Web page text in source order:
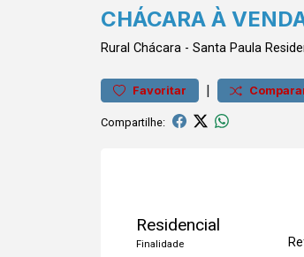
CHÁCARA À
Rural Chácara - Santa Paula
Favoritar |
Compartilhe:
Residencial
Finalidade